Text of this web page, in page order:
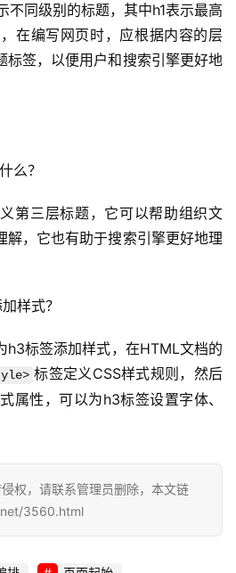
不同级别的标题，其中h1表示最高
在编写网页时，应根据内容的层
标签，以便用户和搜索引擎更好地
么？
第三层标题，它可以帮助组织文
解，它也有助于搜索引擎更好地理
样式？
h3标签添加样式，在HTML文档的
标签定义CSS样式规则，然后
属性，可以为h3标签设置字体、
权，请联系管理员删除，本文链
3560.html